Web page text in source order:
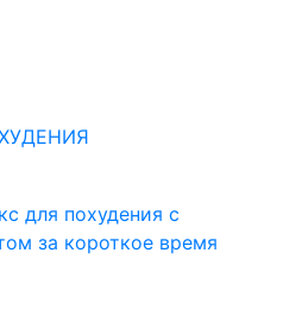
для похудения с
за короткое время